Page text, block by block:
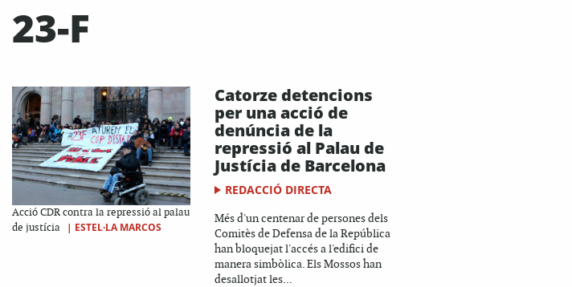
23-F
Acció CDR contra la repressió al palau
de justícia
| ESTEL·LA MARCOS
Catorze detencions
per una acció de
denúncia de la
repressió al Palau de
Justícia de Barcelona
REDACCIÓ DIRECTA
Més d'un centenar de persones dels
Comitès de Defensa de la República
han bloquejat l'accés a l'edifici de
manera simbòlica. Els Mossos han
desallotjat les...